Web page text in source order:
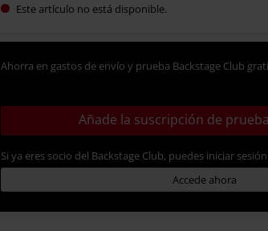
Este artículo no está disponible.
Ahorra en gastos de envío y prueba Backstage Club
Añade la suscripción de
Si ya eres socio del Backstage Club, puedes iniciar
Accede ahora